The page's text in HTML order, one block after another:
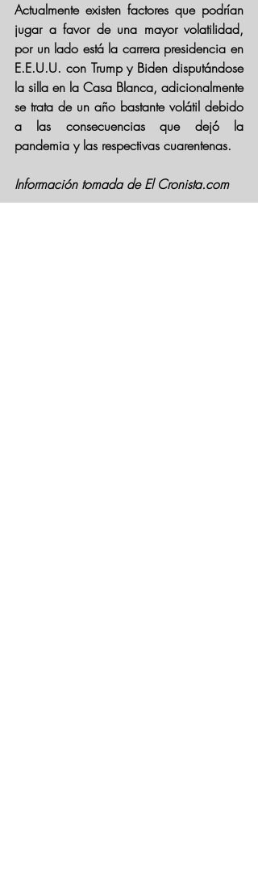
Actualmente existen factores que podrían
jugar a favor de una mayor volatilidad,
por un lado está la carrera presidencia en
E.E.U.U. con Trump y Biden disputándose
la silla en la Casa Blanca, adicionalmente
se trata de un año bastante volátil debido
a las consecuencias que dejó la
pandemia y las respectivas cuarentenas.
Información tomada de El Cronista.com